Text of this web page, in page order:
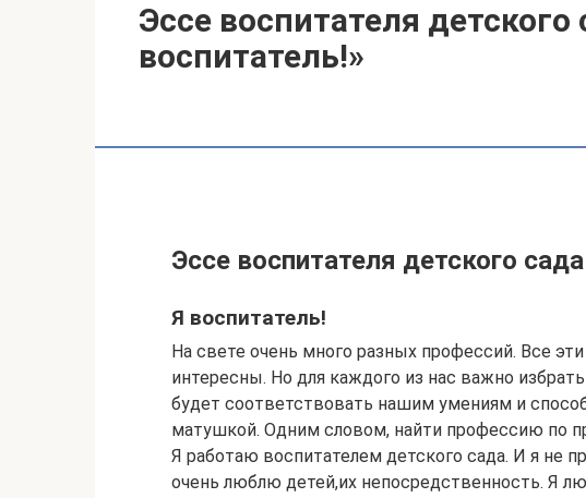
Эссе воспитателя детского
воспитатель!»
Эссе воспитателя детского
Я воспитатель!
На свете очень много разных профессий. Все
интересны. Но для каждого из нас важно
будет соответствовать нашим умениям и
матушкой. Одним словом, найти профессию по
Я работаю воспитателем детского сада. И я не
очень люблю детей,их непосредственность. Я